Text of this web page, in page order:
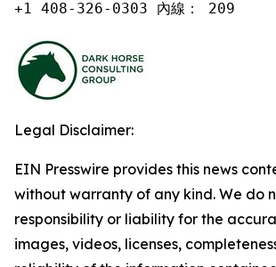
+1 408-326-0303 內線： 209
Legal Disclaimer:
EIN Presswire provides this news
without warranty of any kind. We do
responsibility or liability for the
images, videos, licenses,